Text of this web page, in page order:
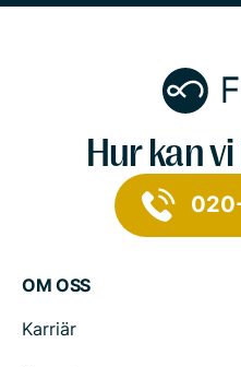
Hur kan
OM OSS
Karriär